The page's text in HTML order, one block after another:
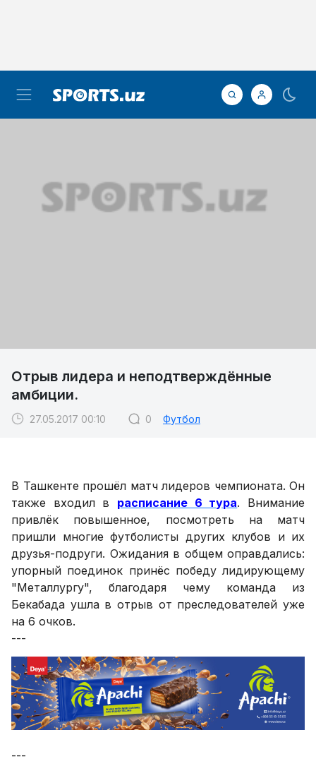
Отрыв лидера и неподтверждённые
амбиции.
27.05.2017 00:10 0 Футбол
В Ташкенте прошёл матч лидеров чемпионата. Он
также входил в расписание 6 тура. Внимание
привлёк повышенное, посмотреть на матч
пришли многие футболисты других клубов и их
друзья-подруги. Ожидания в общем оправдались:
упорный поединок принёс победу лидирующему
"Металлургу", благодаря чему команда из
Бекабада ушла в отрыв от преследователей уже
на 6 очков.
---
---